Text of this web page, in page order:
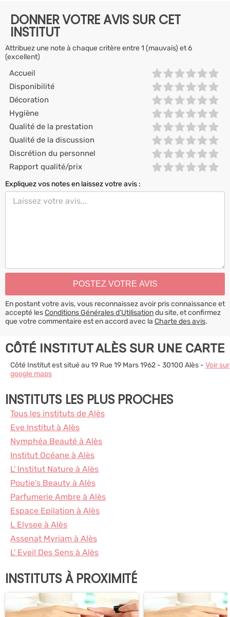
DONNER VOTRE AVIS SUR CET
INSTITUT
Attribuez une note à chaque critère entre 1 (mauvais) et 6
(excellent)
Accueil
Disponibilité
Décoration
Hygiène
Qualité de la prestation
Qualité de la discussion
Discrétion du personnel
Rapport qualité/prix
Expliquez vos notes en laissez votre avis :
En postant votre avis, vous reconnaissez avoir pris connaissance et
accepté lesConditions Générales d’Utilisationdu site, et confirmez
que votre commentaire est en accord avec la Charte des avis.
CÔTÉ INSTITUT ALÈS SUR UNE CARTE
Côté Institut est situé au 19 Rue 19 Mars 1962 - 30100 Alès - Voir sur
google maps
INSTITUTS LES PLUS PROCHES
Tous les instituts de Alès
Eve Institut à Alès
Nymphéa Beauté à Alès
Institut Océane à Alès
L' Institut Nature à Alès
Poutie's Beauty à Alès
Parfumerie Ambre à Alès
Espace Epilation à Alès
L Elysee à Alès
Assenat Myriam à Alès
L' Eveil Des Sens à Alès
INSTITUTS À PROXIMITÉ